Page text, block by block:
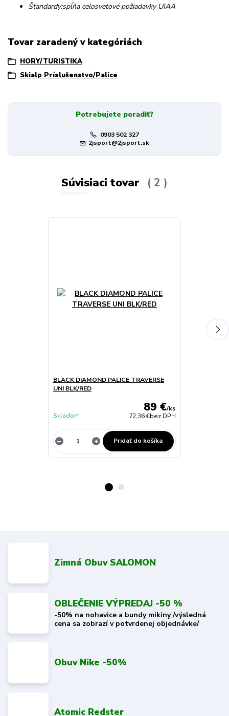
Štandardy:spĺňa celosvetové požiadavky UIAA
Tovar zaradený v kategóriách
HORY/TURISTIKA
Skialp Príslušenstvo/Palice
Potrebujete poradiť?
0903 502 327
2jsport@2jsport.sk
Súvisiaci tovar 2
BLACK DIAMOND PALICE TRAVERSE
UNI BLK/RED
89 €/ks
72,36 €bez DPH
Skladom
Pridať do košíka
Zimná Obuv SALOMON
OBLEČENIE VÝPREDAJ -50 %
-50% na nohavice a bundy mikiny /výsledná
cena sa zobrazí v potvrdenej objednávke/
Obuv Nike -50%
Atomic Redster